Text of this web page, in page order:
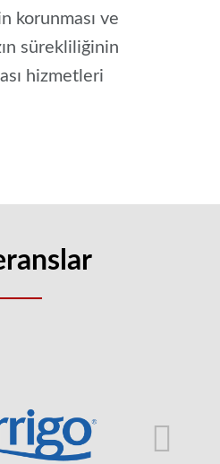
korunması ve
sürekliliğinin
hizmetleri